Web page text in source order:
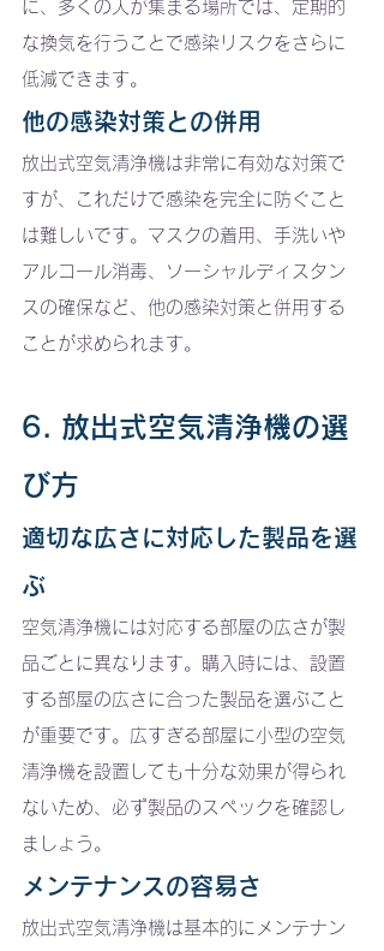
に、多くの人が集まる場所では、定期的
な換気を行うことで感染リスクをさらに
低減できます。
他の感染対策との併用
放出式空気清浄機は非常に有効な対策で
すが、これだけで感染を完全に防ぐこと
は難しいです。マスクの着用、手洗いや
アルコール消毒、ソーシャルディスタン
スの確保など、他の感染対策と併用する
ことが求められます。
6. 放出式空気清浄機の選
び方
適切な広さに対応した製品を選
ぶ
空気清浄機には対応する部屋の広さが製
品ごとに異なります。購入時には、設置
する部屋の広さに合った製品を選ぶこと
が重要です。広すぎる部屋に小型の空気
清浄機を設置しても十分な効果が得られ
ないため、必ず製品のスペックを確認し
ましょう。
メンテナンスの容易さ
放出式空気清浄機は基本的にメンテナン